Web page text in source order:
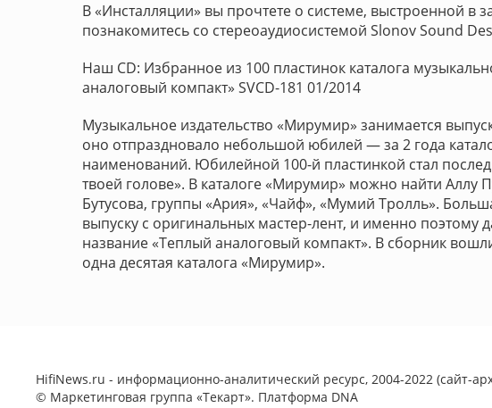
В «Инсталляции» вы прочтете о системе, выстроенной в
познакомитесь со стереоаудиосистемой Slonov Sound
Наш CD: Избранное из 100 пластинок каталога
аналоговый компакт» SVCD-181 01/2014
Музыкальное издательство «Мирумир» занимается
оно отпраздновало небольшой юбилей — за 2 года
наименований. Юбилейной 100-й пластинкой стал
твоей голове». В каталоге «Мирумир» можно найти Аллу
Бутусова, группы «Ария», «Чайф», «Мумий Тролль».
выпуску с оригинальных мастер-лент, и именно
название «Теплый аналоговый компакт». В сборник
одна десятая каталога «Мирумир».
HifiNews.ru - информационно-аналитический ресурс, 2004-2022 (сайт-
© Маркетинговая группа «Текарт». Платформа DNA